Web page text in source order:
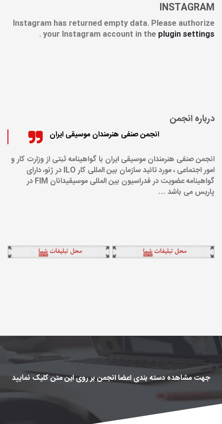
INSTAGRAM
Instagram has returned empty data. Please authorize
your Instagram account in the plugin settings
.
درباره انجمن
انجمن صنفی هنرمندان موسیقی ایران
انجمن صنفی هنرمندان موسیقی ایران با گواهینامه ثبتی از وزارت کار و
امور اجتماعی ، مورد تائید سازمان بین المللی کار ILO در ژنو، دارای
گواهینامه عضویت در فدراسیون بین المللی موسیقیدانان FIM در
پاریس می باشد …
جهت مشاهده دسته بندی اعضا انجمن بر روی این متن کلیک نمایید